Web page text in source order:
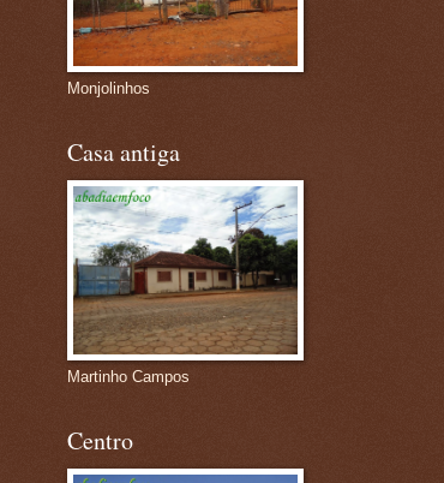
Monjolinhos
Casa antiga
Martinho Campos
Centro